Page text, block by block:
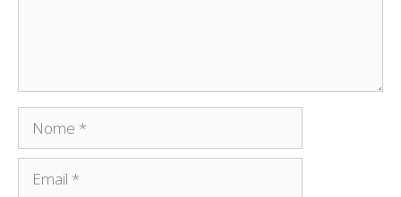
Nome
Email